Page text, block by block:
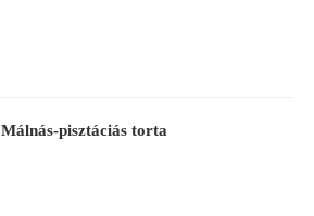
Málnás-pisztáciás torta